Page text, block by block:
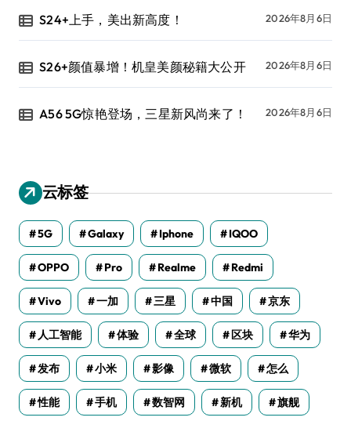
S24+上手，美出新高度！ 2026年8月6日
S26+颜值暴增！机皇美颜秘籍大公开 2026年8月6日
A56 5G惊艳登场，三星新风尚来了！ 2026年8月6日
云标签
5G Galaxy Iphone IQOO
OPPO Pro Realme Redmi
Vivo 一加 三星 中国 京东
人工智能 体验 全球 区块 华为
发布 小米 影像 微软 怎么
性能 手机 数智网 新机 旗舰